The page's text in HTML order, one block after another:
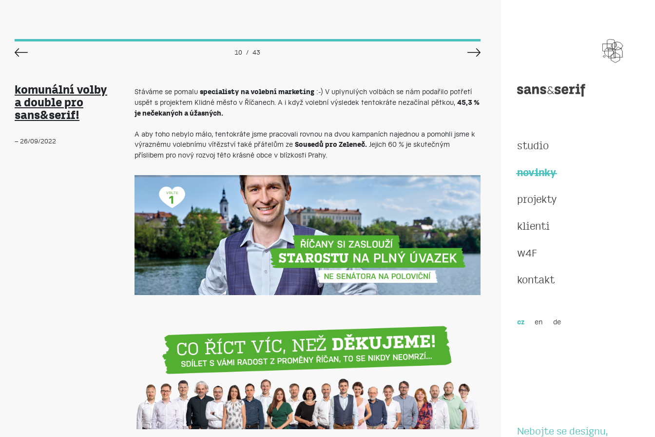
studio
novinky
projekty
klienti
w4F
kontakt
cz en de
Nebojte se designu,
10 / 43
komunální volby
a double pro
sans&serif!
– 26/09/2022
Stáváme se pomaluspecialisty na volební marketing :-) V uplynulých volbách se nám podařilo potřetí
uspět s projektem Klidné město v Říčanech. A i když volební výsledek tentokráte nezačínal pětkou,45,3 %
je nečekaných a úžasných.
A aby toho nebylo málo, tentokráte jsme pracovali rovnou na dvou kampaních najednou a pomohli jsme k
výraznému volebnímu vítězství také přátelům zeSousedů pro Zeleneč. Jejich 60 % je skutečným
příslibem pro nový rozvoj této krásné obce v blízkosti Prahy.